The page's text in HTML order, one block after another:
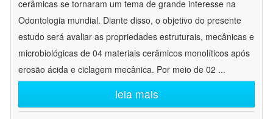
cerâmicas se tornaram um tema de grande interesse na
Odontologia mundial. Diante disso, o objetivo do presente
estudo será avaliar as propriedades estruturais, mecânicas e
microbiológicas de 04 materiais cerâmicos monolíticos após
erosão ácida e ciclagem mecânica. Por meio de 02 ...
leia mais